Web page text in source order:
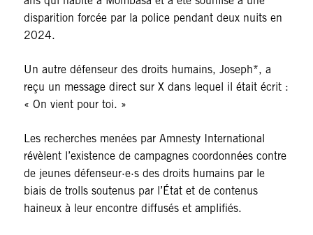
disparition forcée par la police pendant deux nuits en
2024.
Un autre défenseur des droits humains, Joseph*, a
reçu un message direct sur X dans lequel il était écrit :
« On vient pour toi. »
Les recherches menées par Amnesty International
révèlent l’existence de campagnes coordonnées contre
de jeunes défenseur·e·s des droits humains par le
biais de trolls soutenus par l’État et de contenus
haineux à leur encontre diffusés et amplifiés.